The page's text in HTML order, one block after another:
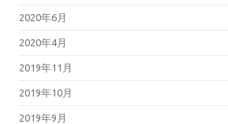
2020年6月
2020年4月
2019年11月
2019年10月
2019年9月